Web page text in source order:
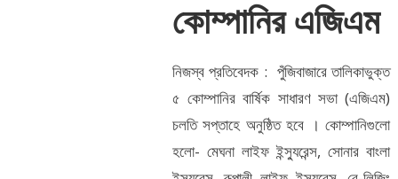
কোম্পানির এজিএম
নিজস্ব প্রতিবেদক : পুঁজিবাজারে তালিকাভুক্ত
৫ কোম্পানির বার্ষিক সাধারণ সভা (এজিএম)
চলতি সপ্তাহে অনুষ্ঠিত হবে । কোম্পানিগুলো
হলো- মেঘনা লাইফ ইন্স্যুরেন্স, সোনার বাংলা